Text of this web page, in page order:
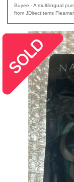
Buyee - A multilingual
from JDirectItems